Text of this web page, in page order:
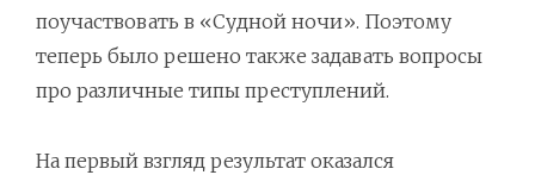
поучаствовать в «Судной ночи». Поэтому
теперь было решено также задавать вопросы
про различные типы преступлений.
На первый взгляд результат оказался